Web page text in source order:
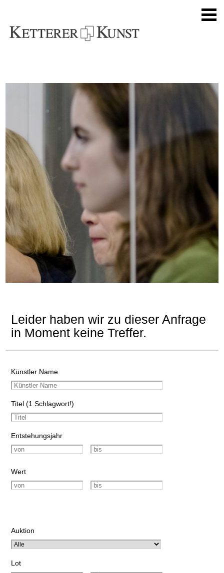
Leider haben wir zu dieser Anfrage
in Moment keine Treffer.
Künstler Name
Titel (1 Schlagwort!)
Entstehungsjahr
Wert
Auktion
Lot